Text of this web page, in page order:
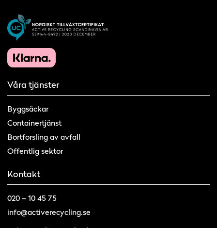
Våra tjänster
Byggsäckar
Containertjänst
Bortforsling av avfall
Offentlig sektor
Kontakt
020 – 10 45 75
info@activerecycling.se